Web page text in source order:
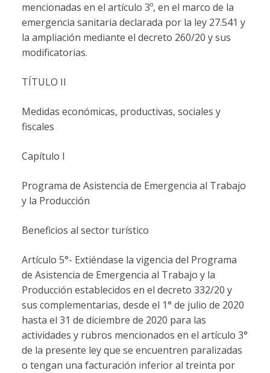
mencionadas en el artículo 3º, en el marco de la
emergencia sanitaria declarada por la ley 27.541 y
la ampliación mediante el decreto 260/20 y sus
modificatorias.
TÍTULO II
Medidas económicas, productivas, sociales y
fiscales
Capítulo I
Programa de Asistencia de Emergencia al Trabajo
y la Producción
Beneficios al sector turístico
Artículo 5°- Extiéndase la vigencia del Programa
de Asistencia de Emergencia al Trabajo y la
Producción establecidos en el decreto 332/20 y
sus complementarias, desde el 1° de julio de 2020
hasta el 31 de diciembre de 2020 para las
actividades y rubros mencionados en el artículo 3°
de la presente ley que se encuentren paralizadas
o tengan una facturación inferior al treinta por